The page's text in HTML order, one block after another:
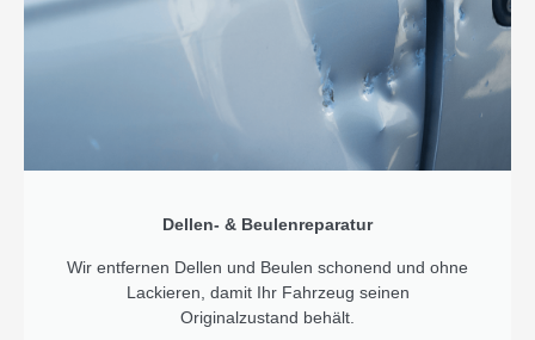
Dellen- & Beulenreparatur
Wir entfernen Dellen und Beulen schonend und ohne
Lackieren, damit Ihr Fahrzeug seinen
Originalzustand behält.